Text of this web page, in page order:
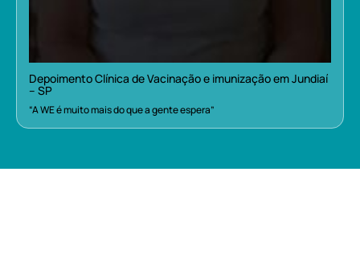
Depoimento Clínica de Vacinação e imunização em Jundiaí
– SP
“A WE é muito mais do que a gente espera”